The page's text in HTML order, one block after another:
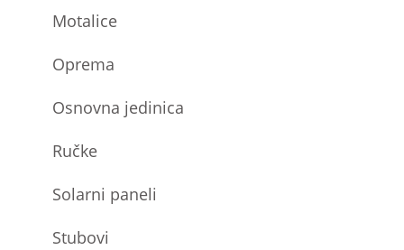
Motalice
Oprema
Osnovna jedinica
Ručke
Solarni paneli
Stubovi